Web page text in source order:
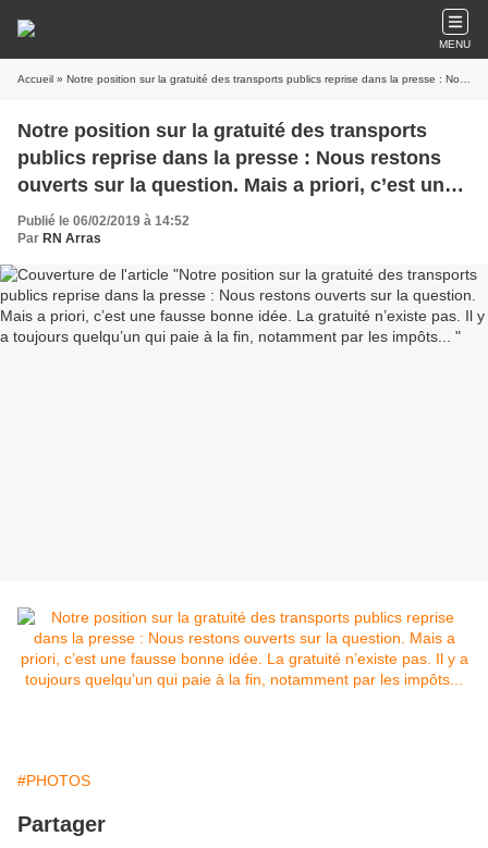
MENU
Accueil » Notre position sur la gratuité des transports publics reprise dans la presse : Nous restons ouverts sur la question. Mais a priori, c’est une fausse bonne idée. La gratuité n’existe pas. Il y a toujours quelqu’un qui paie à la fin, notamment par les impôts...
Notre position sur la gratuité des transports
publics reprise dans la presse : Nous restons
ouverts sur la question. Mais a priori, c’est une
fausse bonne idée. La gratuité n’existe pas. Il y
a toujours quelqu’un qui paie à la fin,
notamment par les impôts...
Publié le 06/02/2019 à 14:52
Par RN Arras
#PHOTOS
Partager